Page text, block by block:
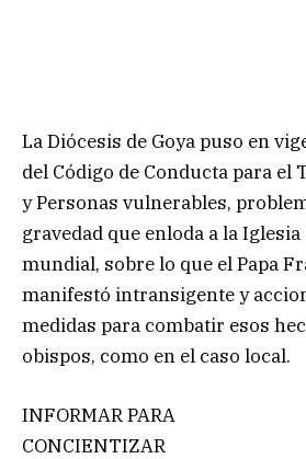
La Diócesis de Goya puso en
del Código de Conducta para el
y Personas vulnerables,
gravedad que enloda a la Iglesia
mundial, sobre lo que el Papa
manifestó intransigente y
medidas para combatir esos
obispos, como en el caso local.
INFORMAR PARA
CONCIENTIZAR